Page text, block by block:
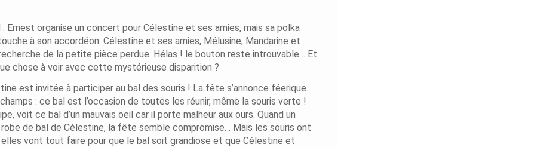
: Ernest organise un concert pour Célestine et ses amies, mais sa polka
à son accordéon. Célestine et ses amies, Mélusine, Mandarine et
de la petite pièce perdue. Hélas ! le bouton reste introuvable… Et
chose à voir avec cette mystérieuse disparition ?
est invitée à participer au bal des souris ! La fête s’annonce féerique.
: ce bal est l’occasion de toutes les réunir, même la souris verte !
voit ce bal d’un mauvais oeil car il porte malheur aux ours. Quand un
de bal de Célestine, la fête semble compromise… Mais les souris ont
elles vont tout faire pour que le bal soit grandiose et que Célestine et